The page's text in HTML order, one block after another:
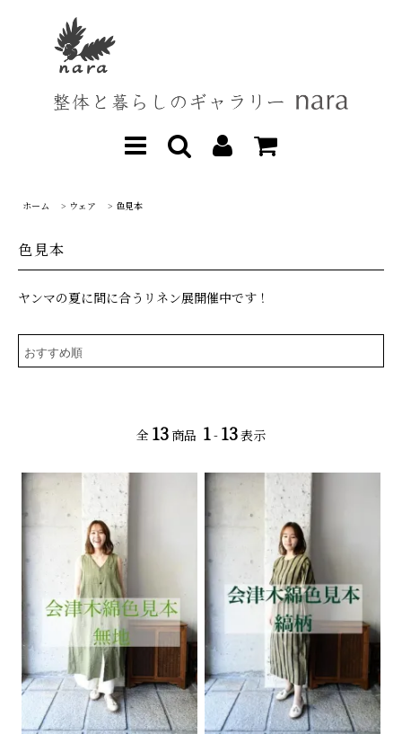
ホーム > ウェア > 色見本
色見本
ヤンマの夏に間に合うリネン展開催中です！
全 13 商品 1- 13表示